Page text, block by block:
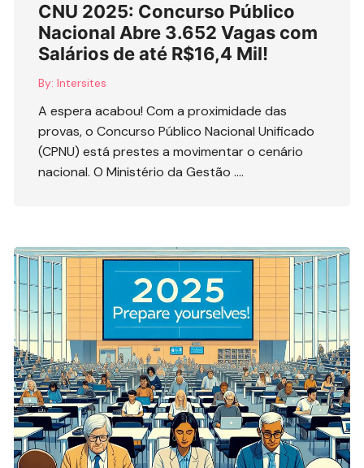
CNU 2025: Concurso Público
Nacional Abre 3.652 Vagas com
Salários de até R$16,4 Mil!
By: Intersites
A espera acabou! Com a proximidade das
provas, o Concurso Público Nacional Unificado
(CPNU) está prestes a movimentar o cenário
nacional. O Ministério da Gestão ….